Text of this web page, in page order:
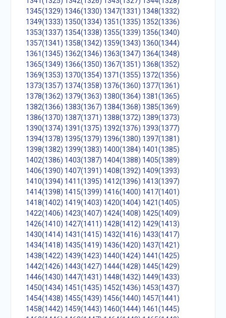
1345(1329) 1346(1330) 1347(1331) 1348(1332)
1349(1333) 1350(1334) 1351(1335) 1352(1336)
1353(1337) 1354(1338) 1355(1339) 1356(1340)
1357(1341) 1358(1342) 1359(1343) 1360(1344)
1361(1345) 1362(1346) 1363(1347) 1364(1348)
1365(1349) 1366(1350) 1367(1351) 1368(1352)
1369(1353) 1370(1354) 1371(1355) 1372(1356)
1373(1357) 1374(1358) 1376(1360) 1377(1361)
1378(1362) 1379(1363) 1380(1364) 1381(1365)
1382(1366) 1383(1367) 1384(1368) 1385(1369)
1386(1370) 1387(1371) 1388(1372) 1389(1373)
1390(1374) 1391(1375) 1392(1376) 1393(1377)
1394(1378) 1395(1379) 1396(1380) 1397(1381)
1398(1382) 1399(1383) 1400(1384) 1401(1385)
1402(1386) 1403(1387) 1404(1388) 1405(1389)
1406(1390) 1407(1391) 1408(1392) 1409(1393)
1410(1394) 1411(1395) 1412(1396) 1413(1397)
1414(1398) 1415(1399) 1416(1400) 1417(1401)
1418(1402) 1419(1403) 1420(1404) 1421(1405)
1422(1406) 1423(1407) 1424(1408) 1425(1409)
1426(1410) 1427(1411) 1428(1412) 1429(1413)
1430(1414) 1431(1415) 1432(1416) 1433(1417)
1434(1418) 1435(1419) 1436(1420) 1437(1421)
1438(1422) 1439(1423) 1440(1424) 1441(1425)
1442(1426) 1443(1427) 1444(1428) 1445(1429)
1446(1430) 1447(1431) 1448(1432) 1449(1433)
1450(1434) 1451(1435) 1452(1436) 1453(1437)
1454(1438) 1455(1439) 1456(1440) 1457(1441)
1458(1442) 1459(1443) 1460(1444) 1461(1445)